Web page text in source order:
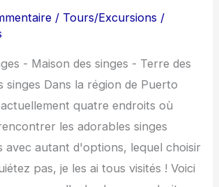
/ Tours/Excursions /
- Maison des singes - Terre des
singes Dans la région de Puerto
quatre endroits où
les adorables singes
avec autant d'options, lequel choisir
pas, je les ai tous visités ! Voici